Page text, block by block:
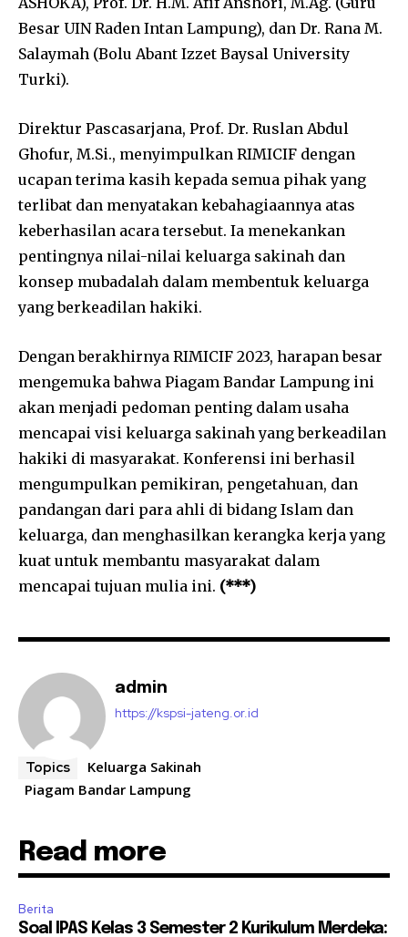
Besar UIN Raden Intan Lampung), dan Dr. Rana M.
Salaymah (Bolu Abant Izzet Baysal University
Turki).
Direktur Pascasarjana, Prof. Dr. Ruslan Abdul
Ghofur, M.Si., menyimpulkan RIMICIF dengan
ucapan terima kasih kepada semua pihak yang
terlibat dan menyatakan kebahagiaannya atas
keberhasilan acara tersebut. Ia menekankan
pentingnya nilai-nilai keluarga sakinah dan
konsep mubadalah dalam membentuk keluarga
yang berkeadilan hakiki.
Dengan berakhirnya RIMICIF 2023, harapan besar
mengemuka bahwa Piagam Bandar Lampung ini
akan menjadi pedoman penting dalam usaha
mencapai visi keluarga sakinah yang berkeadilan
hakiki di masyarakat. Konferensi ini berhasil
mengumpulkan pemikiran, pengetahuan, dan
pandangan dari para ahli di bidang Islam dan
keluarga, dan menghasilkan kerangka kerja yang
kuat untuk membantu masyarakat dalam
mencapai tujuan mulia ini. (***)
admin
https://kspsi-jateng.or.id
Topics
Keluarga Sakinah
Piagam Bandar Lampung
Read more
Berita
Soal IPAS Kelas 3 Semester 2 Kurikulum Merdeka: